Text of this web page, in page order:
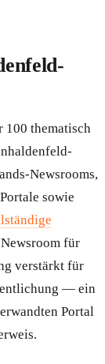
100 thematisch
Newsrooms,
sowie
für
verstärkt für
— ein
Portal